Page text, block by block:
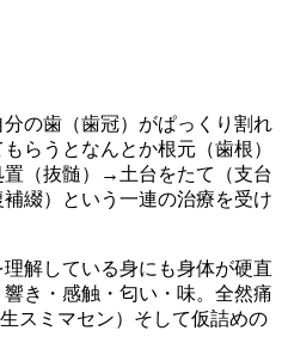
の歯（歯冠）がぱっくり割れ
らうとなんとか根元（歯根）
（抜髄）→土台をたて（支台
綴）という一連の治療を受け
解している身にも身体が硬直
き・感触・匂い・味。全然痛
スミマセン）そして仮詰めの